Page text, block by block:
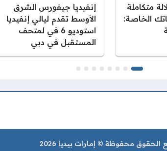
متكاملة
الخاصة:
إنفيديا جيفورس الشرق
الأوسط تقدم ليالي إنفيديا
استوديو 6 في لمتحف
المستقبل في دبي
الحقوق محفوظة © إمارات بيديا 2026